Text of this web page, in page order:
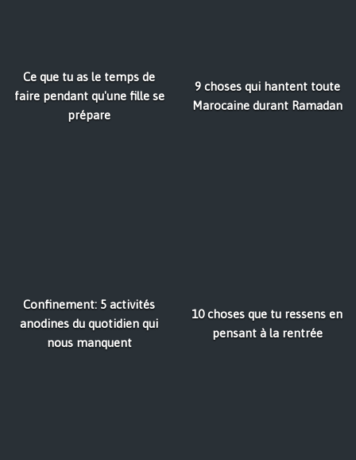
Ce que tu as le temps de
faire pendant qu'une fille se
prépare
9 choses qui hantent toute
Marocaine durant Ramadan
Confinement: 5 activités
anodines du quotidien qui
nous manquent
10 choses que tu ressens en
pensant à la rentrée